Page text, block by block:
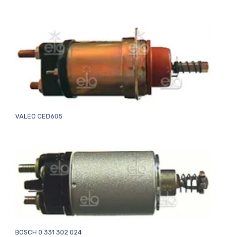
VALEO CED605
BOSCH 0 331 302 024